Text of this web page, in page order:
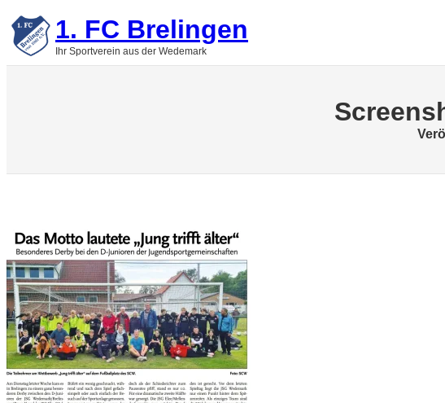
Zum
Inhalt
springen1. FC Brelingen
Ihr Sportverein aus der Wedemark